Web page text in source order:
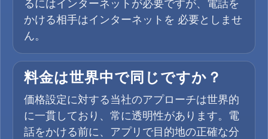
るにはインターネットが必要ですが、電話を
かける相手はインターネットを 必要としませ
ん。
料金は世界中で同じですか？
価格設定に対する当社のアプローチは世界的
に一貫しており、常に透明性があります。電
話をかける前に、アプリで目的地の正確な分